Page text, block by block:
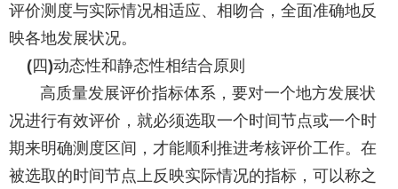
评价测度与实际情况相适应、相吻合，全面准确地反
映各地发展状况。
(四)动态性和静态性相结合原则
高质量发展评价指标体系，要对一个地方发展状
况进行有效评价，就必须选取一个时间节点或一个时
期来明确测度区间，才能顺利推进考核评价工作。在
被选取的时间节点上反映实际情况的指标，可以称之